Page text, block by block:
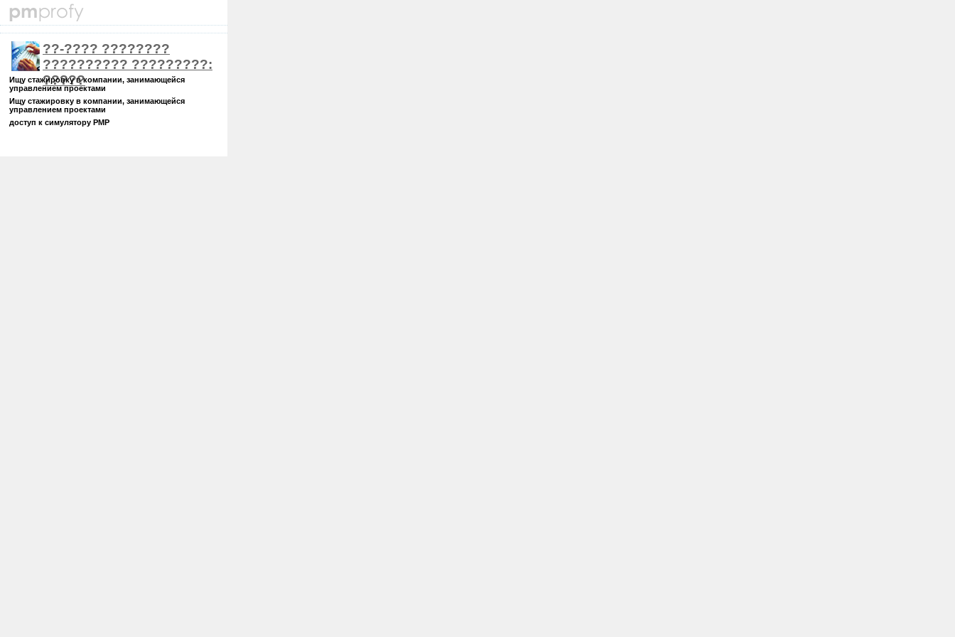
??-???? ????????
?????????? ?????????:
?????
Ищу стажировку в компании, занимающейся
управлением проектами
Ищу стажировку в компании, занимающейся
управлением проектами
доступ к симулятору PMP